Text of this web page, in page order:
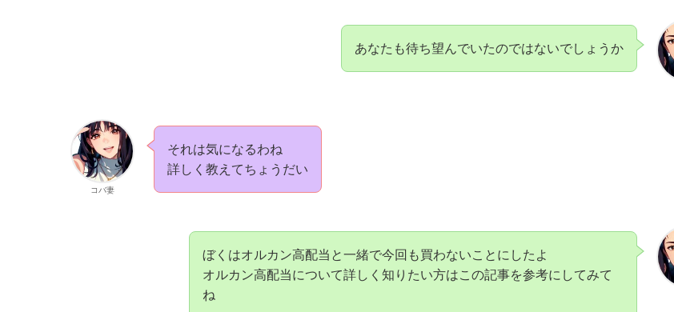
あなたも待ち望んでいたのではないでしょうか
コバ妻
それは気になるわね
詳しく教えてちょうだい
ぼくはオルカン高配当と一緒で今回も買わないことにしたよ
オルカン高配当について詳しく知りたい方はこの記事を参考にしてみて
ね